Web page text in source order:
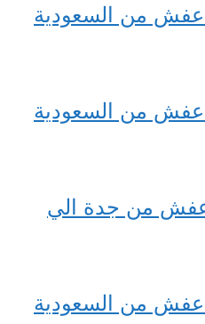
من السعودية
من السعودية
من جدة الي
من السعودية